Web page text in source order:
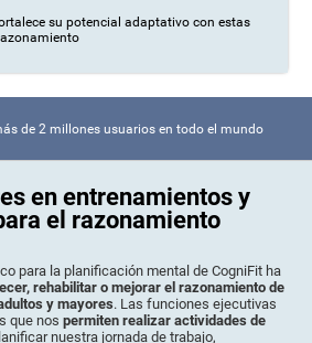
su potencial adaptativo con estas
de 2 millones usuarios en todo el mundo
en entrenamientos y
el razonamiento
para la planificación mental de CogniFit ha
rehabilitar o mejorar el razonamiento de
y mayores. Las funciones ejecutivas
que nospermiten realizar actividades de
nuestra jornada de trabajo,